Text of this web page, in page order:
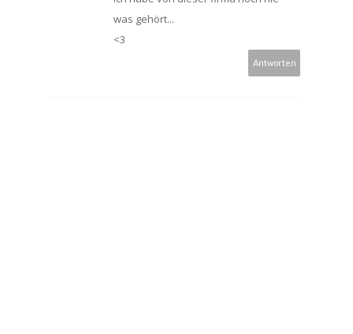
was gehört...
<3
Antworten